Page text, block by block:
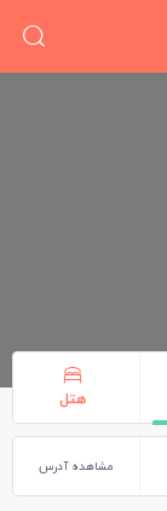
هتل
مشاهده آدرس